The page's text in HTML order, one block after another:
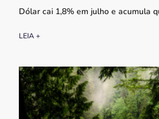
Dólar cai 1,8% em julho e acumula
LEIA +